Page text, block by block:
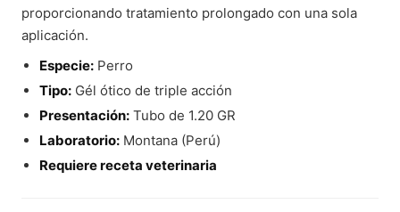
proporcionando tratamiento prolongado con una sola
aplicación.
Especie:Perro
Tipo:Gél ótico de triple acción
Presentación:Tubo de 1.20 GR
Laboratorio:Montana (Perú)
Requiere receta veterinaria